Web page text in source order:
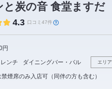
と炭の音 食堂ますだ
4.3 口コミ47件
円
ンチ ダイニングバー・バル エリア
煙席のみ入店可（同伴の方も含む）